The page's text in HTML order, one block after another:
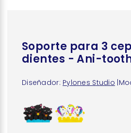
Soporte para 3
dientes - Ani-
Diseñador: Pylones Studio